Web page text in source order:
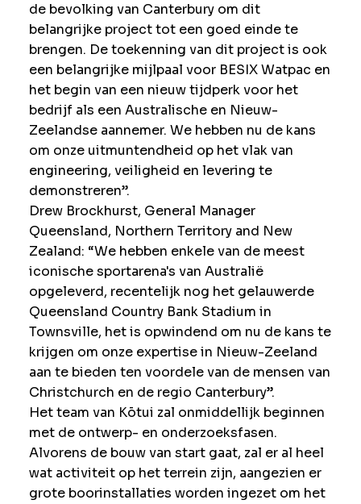
de bevolking van Canterbury om dit
belangrijke project tot een goed einde te
brengen. De toekenning van dit project is ook
een belangrijke mijlpaal voor BESIX Watpac en
het begin van een nieuw tijdperk voor het
bedrijf als een Australische en Nieuw-
Zeelandse aannemer. We hebben nu de kans
om onze uitmuntendheid op het vlak van
engineering, veiligheid en levering te
demonstreren”.
Drew Brockhurst, General Manager
Queensland, Northern Territory and New
Zealand: “We hebben enkele van de meest
iconische sportarena's van Australië
opgeleverd, recentelijk nog het gelauwerde
Queensland Country Bank Stadium in
Townsville, het is opwindend om nu de kans te
krijgen om onze expertise in Nieuw-Zeeland
aan te bieden ten voordele van de mensen van
Christchurch en de regio Canterbury”.
Het team van Kōtui zal onmiddellijk beginnen
met de ontwerp- en onderzoeksfasen.
Alvorens de bouw van start gaat, zal er al heel
wat activiteit op het terrein zijn, aangezien er
grote boorinstallaties worden ingezet om het